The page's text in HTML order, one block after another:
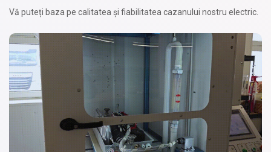
Vă puteți baza pe calitatea și fiabilitatea cazanului nostru electric.